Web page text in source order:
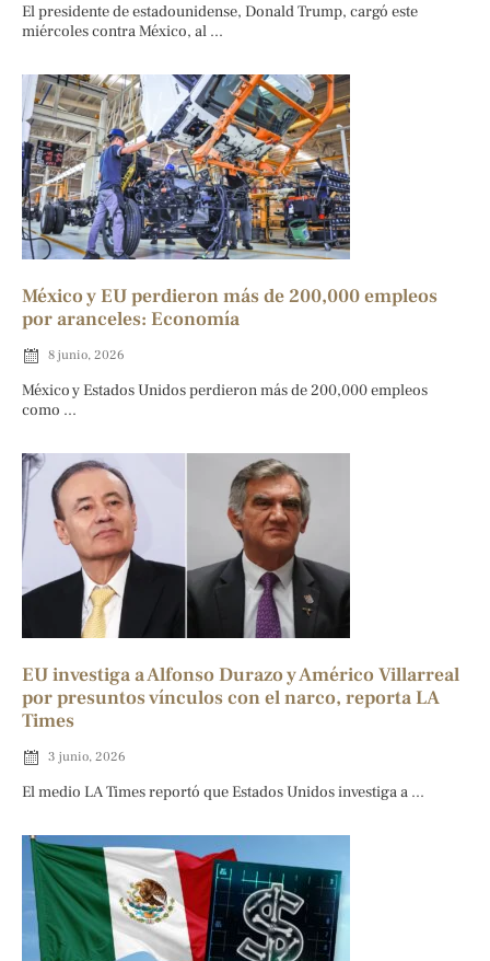
El presidente de estadounidense, Donald Trump, cargó este
miércoles contra México, al ...
México y EU perdieron más de 200,000 empleos
por aranceles: Economía
8 junio, 2026
México y Estados Unidos perdieron más de 200,000 empleos
como ...
EU investiga a Alfonso Durazo y Américo Villarreal
por presuntos vínculos con el narco, reporta LA
Times
3 junio, 2026
El medio LA Times reportó que Estados Unidos investiga a ...